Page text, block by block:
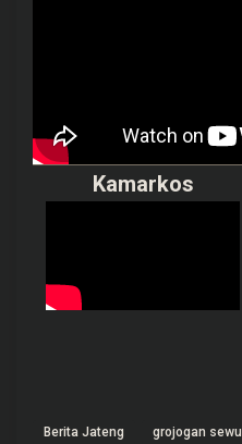
Kamarkos
Berita Jateng grojogan sewu